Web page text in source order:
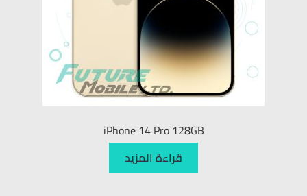
English
iPhone 14 Pro 128GB
قراءة المزيد